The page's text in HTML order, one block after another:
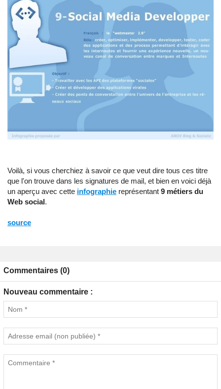
Voilà, si vous cherchiez à savoir ce que veut dire tous ces titre
que l'on trouve dans les signatures de mail, et bien en voici déjà
un aperçu avec cette infographie représentant 9 métiers du
Web social.
source
Commentaires (0)
Nouveau commentaire :